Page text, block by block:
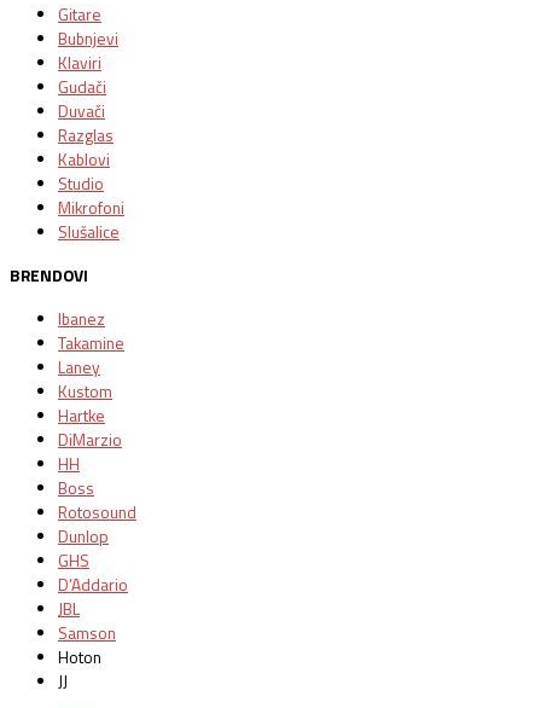
Gitare
Bubnjevi
Klaviri
Gudači
Duvači
Razglas
Kablovi
Studio
Mikrofoni
Slušalice
BRENDOVI
Ibanez
Takamine
Laney
Kustom
Hartke
DiMarzio
HH
Boss
Rotosound
Dunlop
GHS
D’Addario
JBL
Samson
Hoton
JJ